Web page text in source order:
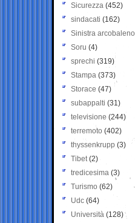
Sicurezza (452)
sindacati (162)
Sinistra arcobaleno
Soru (4)
sprechi (319)
Stampa (373)
Storace (47)
subappalti (31)
televisione(244)
terremoto (402)
thyssenkrupp (3)
Tibet(2)
tredicesima (3)
Turismo (62)
Udc (64)
Università (128)